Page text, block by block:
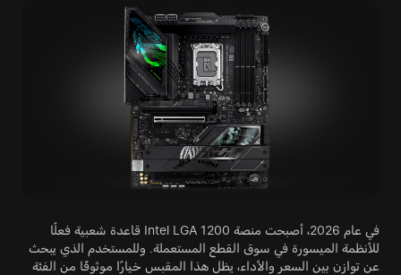
في عام 2026، أصبحت منصة Intel LGA 1200 قاعدة شعبية فعلًا
للأنظمة الميسورة في سوق القطع المستعملة. وللمستخدم الذي يبحث
عن توازن بين السعر والأداء، يظل هذا المقبس خيارًا موثوقًا من الفئة